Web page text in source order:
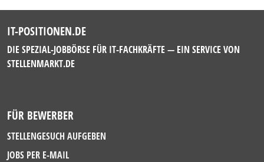
IT-POSITIONEN.DE
DIE SPEZIAL-JOBBÖRSE FÜR IT-FACHKRÄFTE — EIN SERVICE VON
STELLENMARKT.DE
FÜR BEWERBER
STELLENGESUCH AUFGEBEN
JOBS PER E-MAIL